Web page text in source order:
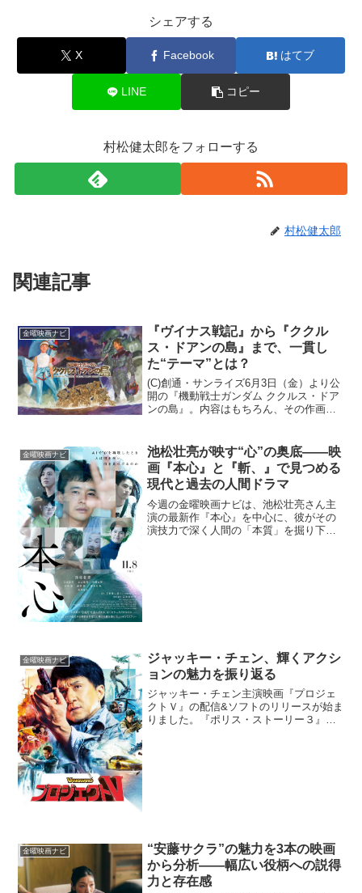
シェアする
X Facebook はてブ
LINE コピー
村松健太郎をフォローする
村松健太郎
関連記事
金曜映画ナビ
『ヴイナス戦記』から『ククル
ス・ドアンの島』まで、一貫し
た“テーマ”とは？
(C)創通・サンライズ6月3日（金）より公
開の『機動戦士ガンダム ククルス・ドア
ンの島』。内容はもちろん、その作画崩
て、映画として蘇りました。監督・キャ
ラクターデザ...
金曜映画ナビ
池松壮亮が映す“心”の奥底――映
画『本心』と『斬、』で見つめる
現代と過去の人間ドラマ
今週の金曜映画ナビは、池松壮亮さん主
演の最新作『本心』を中心に、彼がその
演技力で深く人間の「本質」を掘り下げ
金曜映画ナビ
ジャッキー・チェン、輝くアクシ
ョンの魅力を振り返る
ジャッキー・チェン主演映画『プロジェ
クトＶ』の配信&ソフトのリリースが始ま
りました。『ポリス・ストーリー３』
金曜映画ナビ
“安藤サクラ”の魅力を3本の映画
から分析——幅広い役柄への説得
力と存在感